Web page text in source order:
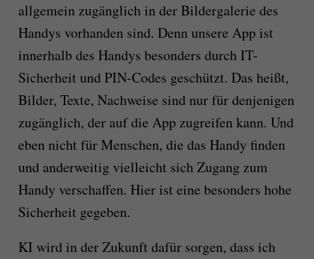
allgemein zugänglich in der Bildergalerie des
Handys vorhanden sind. Denn unsere App ist
innerhalb des Handys besonders durch IT-
Sicherheit und PIN-Codes geschützt. Das heißt,
Bilder, Texte, Nachweise sind nur für denjenigen
zugänglich, der auf die App zugreifen kann. Und
eben nicht für Menschen, die das Handy finden
und anderweitig vielleicht sich Zugang zum
Handy verschaffen. Hier ist eine besonders hohe
Sicherheit gegeben.
KI wird in der Zukunft dafür sorgen, dass ich